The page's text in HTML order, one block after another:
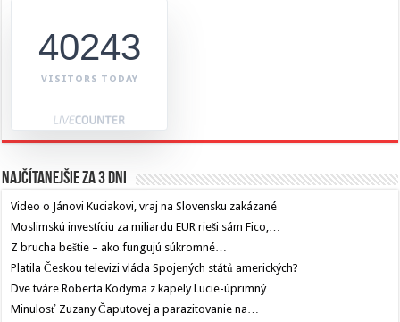
40243
VISITORS TODAY
Najčítanejšie za 3 dni
Video o Jánovi Kuciakovi, vraj na Slovensku zakázané
Moslimskú investíciu za miliardu EUR rieši sám Fico,…
Z brucha beštie – ako fungujú súkromné…
Platila Českou televizi vláda Spojených států amerických?
Dve tváre Roberta Kodyma z kapely Lucie-úprimný…
Minulosť Zuzany Čaputovej a parazitovanie na…